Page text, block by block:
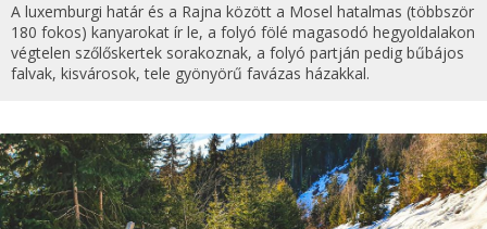
A luxemburgi határ és a Rajna között a Mosel hatalmas (többször
180 fokos) kanyarokat ír le, a folyó fölé magasodó hegyoldalakon
végtelen szőlőskertek sorakoznak, a folyó partján pedig bűbájos
falvak, kisvárosok, tele gyönyörű favázas házakkal.